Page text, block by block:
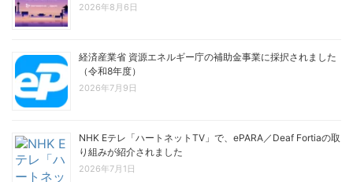
2026年8月6日
経済産業省 資源エネルギー庁の補助金事業に採択されました
（令和8年度）
2026年7月9日
NHK Eテレ「ハートネットTV」で、ePARA／Deaf Fortiaの取
り組みが紹介されました
2026年7月1日